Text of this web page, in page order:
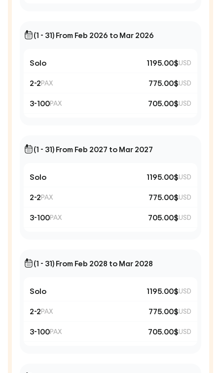
(1 - 31) From Feb 2026 to Mar 2026
Solo 1195.00$USD
2-2PAX 775.00$USD
3-100PAX 705.00$USD
(1 - 31) From Feb 2027 to Mar 2027
Solo 1195.00$USD
2-2PAX 775.00$USD
3-100PAX 705.00$USD
(1 - 31) From Feb 2028 to Mar 2028
Solo 1195.00$USD
2-2PAX 775.00$USD
3-100PAX 705.00$USD